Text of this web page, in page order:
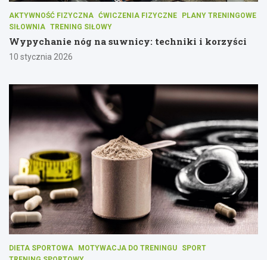
AKTYWNOŚĆ FIZYCZNA ĆWICZENIA FIZYCZNE
PLANY TRENINGOWE
SIŁOWNIA TRENING SIŁOWY
Wypychanie nóg na suwnicy: techniki i korzyści
10 stycznia 2026
DIETA SPORTOWA MOTYWACJA DO TRENINGU
SPORT